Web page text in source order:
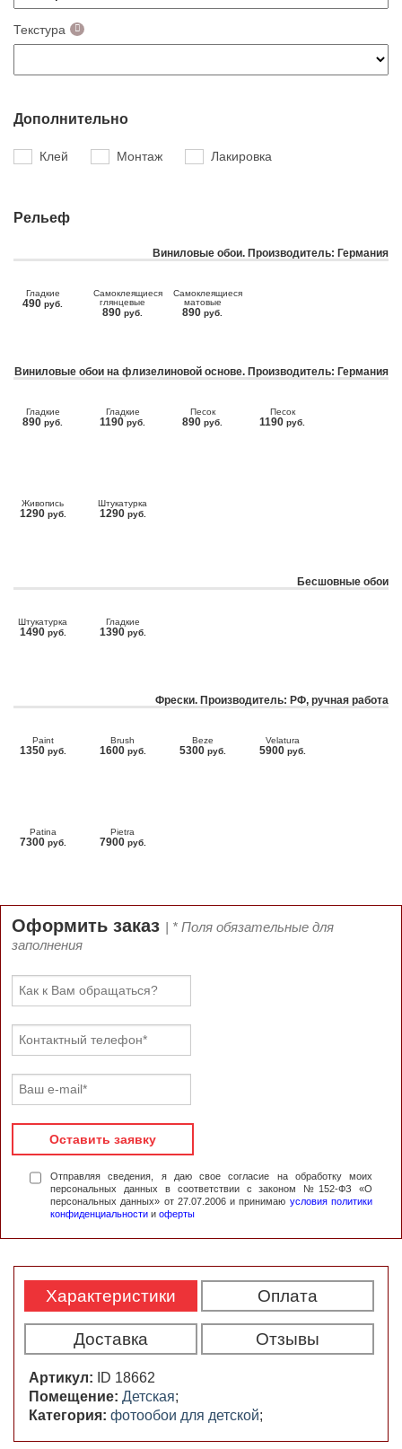
Текстура
Дополнительно
Клей Монтаж Лакировка
Рельеф
Виниловые обои. Производитель: Германия
Гладкие
490 руб.
Самоклеящиеся
глянцевые
890 руб.
Самоклеящиеся
матовые
890 руб.
Виниловые обои на флизелиновой основе. Производитель: Германия
Гладкие
890 руб.
Гладкие
1190 руб.
Песок
890 руб.
Песок
1190 руб.
Живопись
1290 руб.
Штукатурка
1290 руб.
Бесшовные обои
Штукатурка
1490 руб.
Гладкие
1390 руб.
Фрески. Производитель: РФ, ручная работа
Paint
1350 руб.
Brush
1600 руб.
Beze
5300 руб.
Velatura
5900 руб.
Patina
7300 руб.
Pietra
7900 руб.
Оформить заказ | * Поля обязательные для
заполнения
Оставить заявку
Отправляя сведения, я даю свое согласие на обработку моих
персональных данных в соответствии с законом №152-ФЗ «О
персональных данных» от 27.07.2006 и принимаю условия политики
конфиденциальности и оферты
Характеристики Оплата
Доставка Отзывы
Артикул:
ID 18662
Помещение: Детская;
Категория: фотообои для детской;